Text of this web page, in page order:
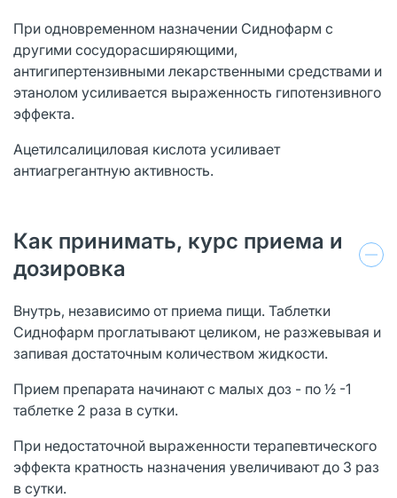
При одновременном назначении Сиднофарм с
другими сосудорасширяющими,
антигипертензивными лекарственными средствами и
этанолом усиливается выраженность гипотензивного
эффекта.
Ацетилсалициловая кислота усиливает
антиагрегантную активность.
Как принимать, курс приема и
дозировка
Внутрь, независимо от приема пищи. Таблетки
Сиднофарм проглатывают целиком, не разжевывая и
запивая достаточным количеством жидкости.
Прием препарата начинают с малых доз - по ½ -1
таблетке 2 раза в сутки.
При недостаточной выраженности терапевтического
эффекта кратность назначения увеличивают до 3 раз
в сутки.